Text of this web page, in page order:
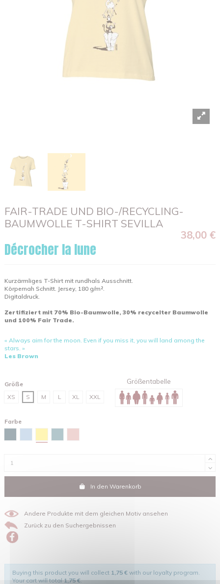
FAIR-TRADE UND BIO-/RECYCLING-
BAUMWOLLE T-SHIRT SEVILLA
38,00 €
Décrocher la lune
Kurzärmliges T-Shirt mit rundhals Ausschnitt.
Körpernah Schnitt. Jersey, 180 g/m².
Digitaldruck.
Zertifiziert mit 70% Bio-Baumwolle, 30% recycelter Baumwolle
und 100% Fair Trade.
« Always aim for the moon. Even if you miss it, you will land among the
stars. »
Les Brown
Größe
XS
S M L XL XXL
Größentabelle
Farbe
In den Warenkorb
Andere Produkte mit dem gleichen Motiv ansehen
Zurück zu den Suchergebnissen
Buying this product you will collect 1,75 € with our loyalty program.
Your cart will total1,75 €.